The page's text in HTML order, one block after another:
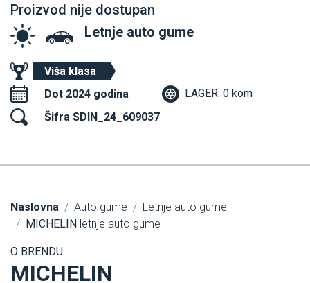
Proizvod nije dostupan
Letnje auto gume
Viša klasa
Dot 2024 godina
LAGER: 0 kom
Šifra SDIN_24_609037
Naslovna Auto gume
Letnje auto gume
MICHELIN letnje auto gume
O BRENDU
MICHELIN